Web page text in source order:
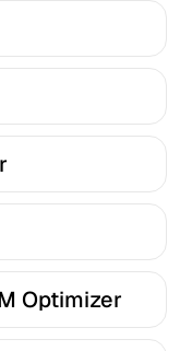
Optimizer